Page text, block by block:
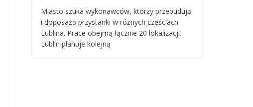
Miasto szuka wykonawców, którzy przebudują
i doposażą przystanki w różnych częściach
Lublina. Prace obejmą łącznie 20 lokalizacji.
Lublin planuje kolejną